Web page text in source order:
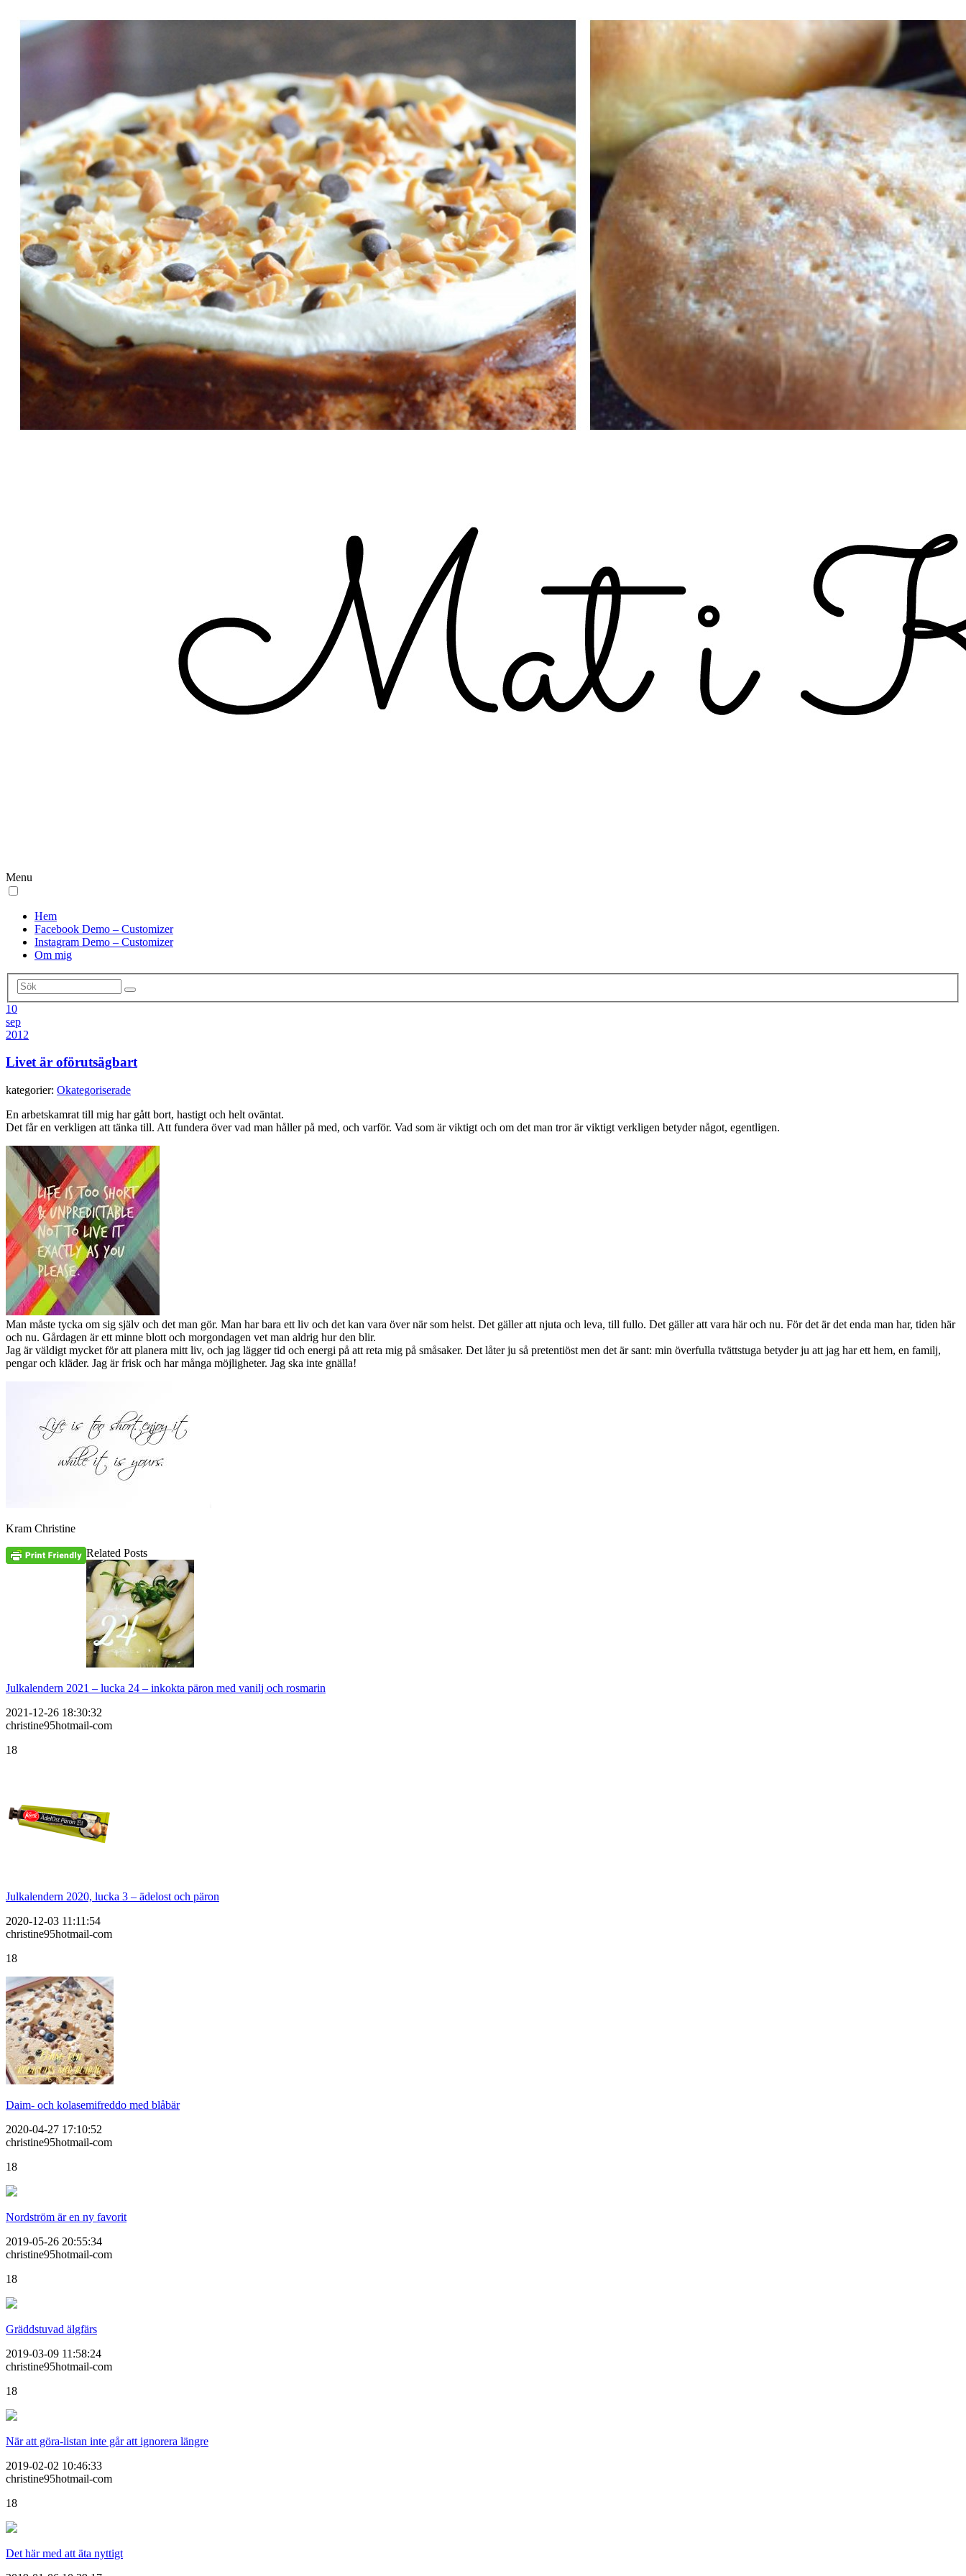
Menu
Hem
Facebook Demo – Customizer
Instagram Demo – Customizer
Om mig
10
sep
2012
Livet är oförutsägbart
kategorier: Okategoriserade
En arbetskamrat till mig har gått bort, hastigt och helt oväntat.
Det får en verkligen att tänka till. Att fundera över vad man håller på med, och varför. Vad som är viktigt och om det man tror är viktigt verkligen betyder något, egentligen.
Man måste tycka om sig själv och det man gör. Man har bara ett liv och det kan vara över när som helst. Det gäller att njuta och leva, till fullo. Det gäller att vara här och nu. För det är det enda man har, tiden här
och nu. Gårdagen är ett minne blott och morgondagen vet man aldrig hur den blir.
Jag är väldigt mycket för att planera mitt liv, och jag lägger tid och energi på att reta mig på småsaker. Det låter ju så pretentiöst men det är sant: min överfulla tvättstuga betyder ju att jag har ett hem, en familj,
pengar och kläder. Jag är frisk och har många möjligheter. Jag ska inte gnälla!
Kram Christine
Related Posts
Julkalendern 2021 – lucka 24 – inkokta päron med vanilj och rosmarin
2021-12-26 18:30:32
christine95hotmail-com
18
Julkalendern 2020, lucka 3 – ädelost och päron
2020-12-03 11:11:54
christine95hotmail-com
18
Daim- och kolasemifreddo med blåbär
2020-04-27 17:10:52
christine95hotmail-com
18
Nordström är en ny favorit
2019-05-26 20:55:34
christine95hotmail-com
18
Gräddstuvad älgfärs
2019-03-09 11:58:24
christine95hotmail-com
18
När att göra-listan inte går att ignorera längre
2019-02-02 10:46:33
christine95hotmail-com
18
Det här med att äta nyttigt